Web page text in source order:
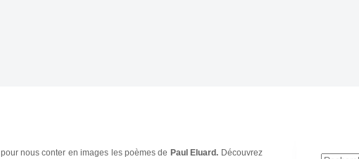
pour nous conter en images les poèmes de Paul Eluard. Découvrez